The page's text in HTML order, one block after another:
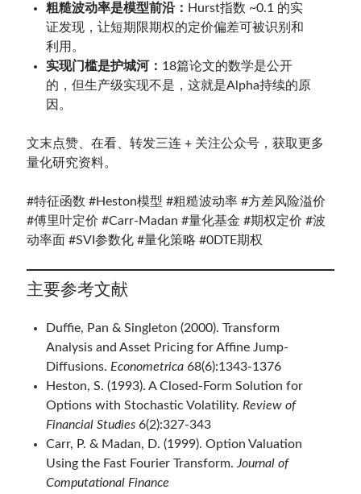
粗糙波动率是模型前沿： Hurst指数 ~0.1 的实
证发现，让短期限期权的定价偏差可被识别和
利用。
实现门槛是护城河： 18篇论文的数学是公开
的，但生产级实现不是，这就是Alpha持续的原
因。
文末点赞、在看、转发三连 + 关注公众号，获取更多
量化研究资料。
#特征函数 #Heston模型 #粗糙波动率 #方差风险溢价
#傅里叶定价 #Carr-Madan #量化基金 #期权定价 #波
动率面 #SVI参数化 #量化策略 #0DTE期权
主要参考文献
Duffie, Pan & Singleton (2000). Transform
Analysis and Asset Pricing for Affine Jump-
Diffusions. Econometrica 68(6):1343-1376
Heston, S. (1993). A Closed-Form Solution for
Options with Stochastic Volatility. Review of
Financial Studies 6(2):327-343
Carr, P. & Madan, D. (1999). Option Valuation
Using the Fast Fourier Transform. Journal of
Computational Finance